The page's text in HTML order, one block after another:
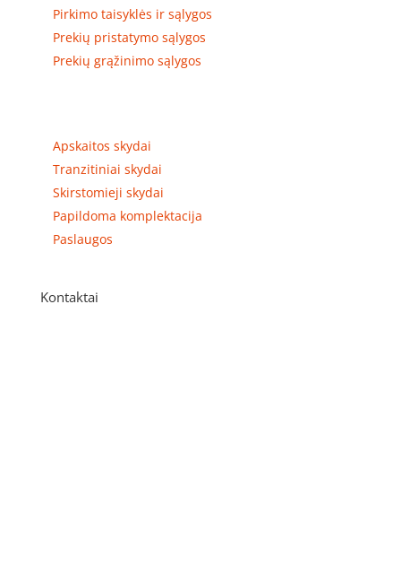
Pirkimo taisyklės ir sąlygos
Prekių pristatymo sąlygos
Prekių grąžinimo sąlygos
Apskaitos skydai
Tranzitiniai skydai
Skirstomieji skydai
Papildoma komplektacija
Paslaugos
Kontaktai